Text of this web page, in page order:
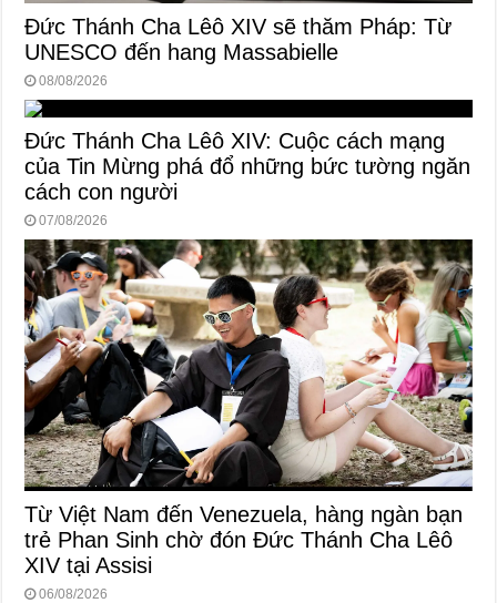
Đức Thánh Cha Lêô XIV sẽ thăm Pháp: Từ
UNESCO đến hang Massabielle
08/08/2026
Đức Thánh Cha Lêô XIV: Cuộc cách mạng
của Tin Mừng phá đổ những bức tường ngăn
cách con người
07/08/2026
Từ Việt Nam đến Venezuela, hàng ngàn bạn
trẻ Phan Sinh chờ đón Đức Thánh Cha Lêô
XIV tại Assisi
06/08/2026